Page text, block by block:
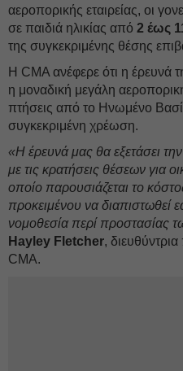
αεροπορικής εταιρείας, οι
σε παιδιά ηλικίας από 2 έως
της συγκεκριμένης θέσης
Η CMA ανέφερε ότι η έρευνά
η μοναδική μεγάλη
πτήσεις από το Ηνωμένο
συγκεκριμένη χρέωση.
«Η έρευνά μας θα εξετάσει
με τις κρατήσεις θέσεων για
οποίο παρουσιάζεται το
προκειμένου να διαπιστωθεί
νομοθεσία περί προστασίας
Hayley Fletcher,
CMA.